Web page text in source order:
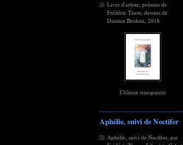
Livre d'artiste, poèmes de
Frédéric Tison, dessins de
Damien Brohon, 2018
Château transparent
Aphélie, suivi de Noctifer
Aphélie, suivi de Noctifer, par